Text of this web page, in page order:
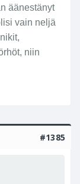
äänestänyt
vain neljä
niin
#1385